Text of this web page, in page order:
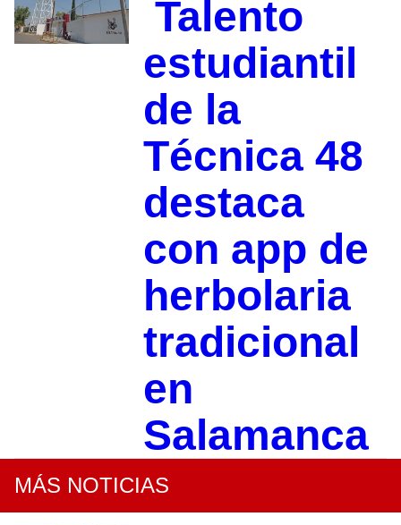
Talento
estudiantil
de la
Técnica 48
destaca
con app de
herbolaria
tradicional
en
Salamanca
MÁS NOTICIAS